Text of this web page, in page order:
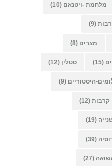
מלחמת -ויטנאם (10)
(9)
מצרים (8)
(15) סטלין (12)
היסטוריים (9)
קרבות (12)
(19)
(39)
(27)